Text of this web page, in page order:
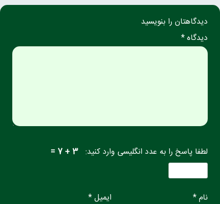
دیدگاهتان را بنویسید
دیدگاه *
لطفا پاسخ را به عدد انگلیسی وارد کنید: 3 + 7 =
نام * ایمیل *